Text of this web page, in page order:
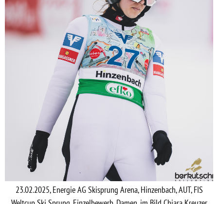
23.02.2025, Energie AG Skisprung Arena, Hinzenbach, AUT, FIS